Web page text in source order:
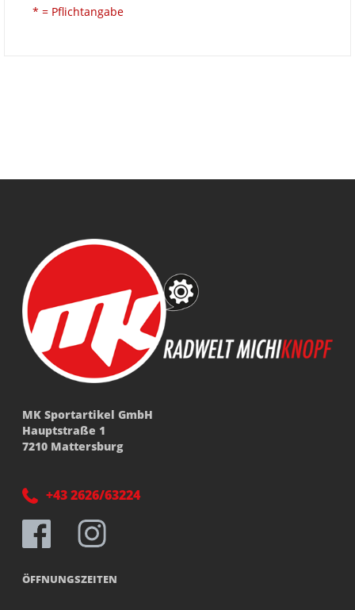
* = Pflichtangabe
MK Sportartikel GmbH
Hauptstraße 1
7210 Mattersburg
+43 2626/63224
ÖFFNUNGSZEITEN